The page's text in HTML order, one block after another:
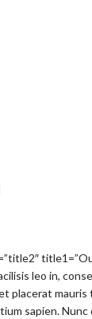
leo in,
placerat
sapien.